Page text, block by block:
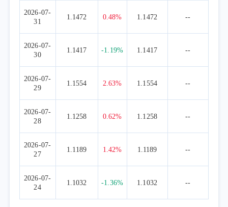
2026-07-
31
1.1472 0.48% 1.1472 --
2026-07-
30
1.1417 -1.19% 1.1417 --
2026-07-
29
1.1554 2.63% 1.1554 --
2026-07-
28
1.1258 0.62% 1.1258 --
2026-07-
27
1.1189 1.42% 1.1189 --
2026-07-
24
1.1032 -1.36% 1.1032 --